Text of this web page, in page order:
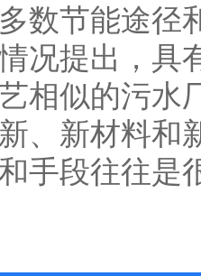
数节能途径
况提出，具
相似的污水
、新材料和
手段往往是